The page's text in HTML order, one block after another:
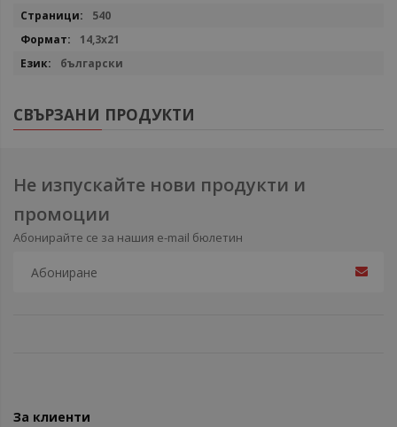
540
14,3х21
български
СВЪРЗАНИ ПРОДУКТИ
Не изпускайте нови продукти и
промоции
Абонирайте се за нашия e-mail бюлетин
За клиенти